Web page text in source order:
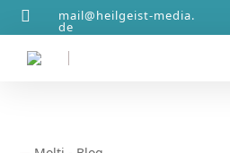
 mail@heilgeist‑media.
de